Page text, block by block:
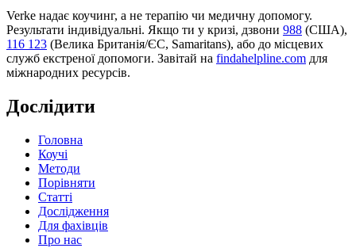
Verke надає коучинг, а не терапію чи медичну допомогу.
Результати індивідуальні. Якщо ти у кризі, дзвони 988 (США),
116 123 (Велика Британія/ЄС, Samaritans), або до місцевих
служб екстреної допомоги. Завітай на findahelpline.com для
міжнародних ресурсів.
Дослідити
Головна
Коучі
Методи
Порівняти
Статті
Дослідження
Для фахівців
Про нас